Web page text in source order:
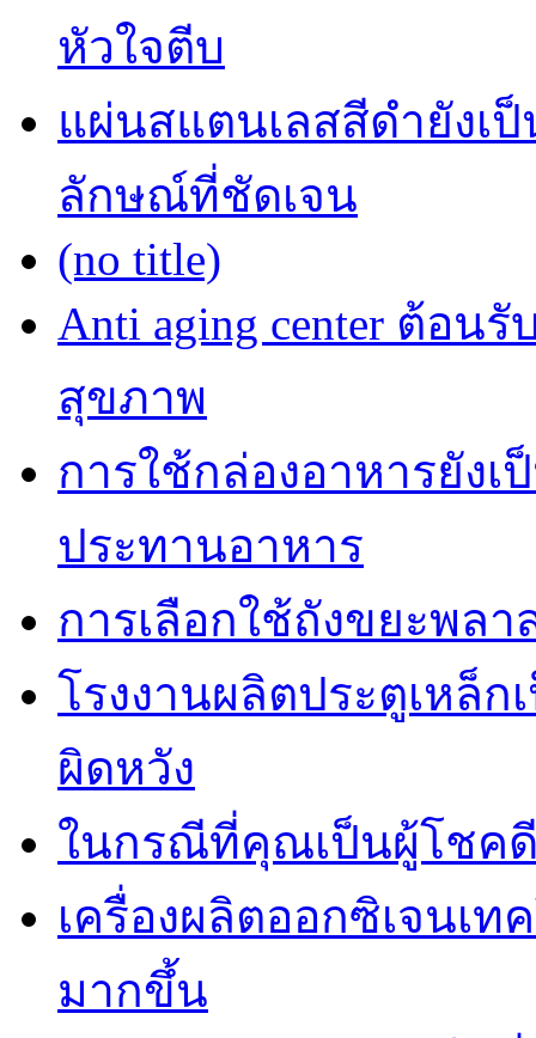
หัวใจตีบ
แผ่นสแตนเลสสีดำยังเ
ลักษณ์ที่ชัดเจน
(no title)
Anti aging center ต้อน
สุขภาพ
การใช้กล่องอาหารยังเ
ประทานอาหาร
การเลือกใช้ถังขยะพล
โรงงานผลิตประตูเหล็
ผิดหวัง
ในกรณีที่คุณเป็นผู้โชคดี
เครื่องผลิตออกซิเจนเ
มากขึ้น